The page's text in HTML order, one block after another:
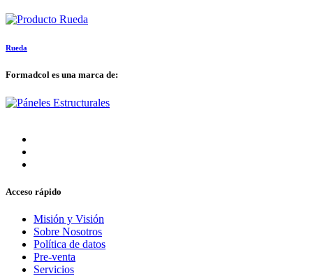
Rueda
Formadcol es una marca de:
Acceso rápido
Misión y Visión
Sobre Nosotros
Política de datos
Pre-venta
Servicios